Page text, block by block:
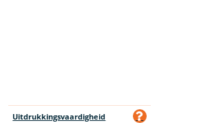
Uitdrukkingsvaardigheid